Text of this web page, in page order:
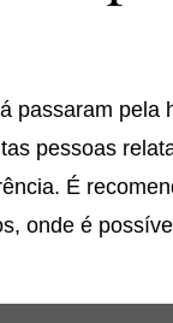
passaram
pessoas
É
onde é